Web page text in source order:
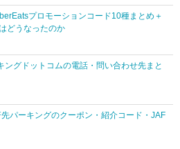
プロモーションコード10種まとめ＋
どうなったのか
ングドットコムの電話・問い合わせ先まと
先パーキングのクーポン・紹介コード・JAF